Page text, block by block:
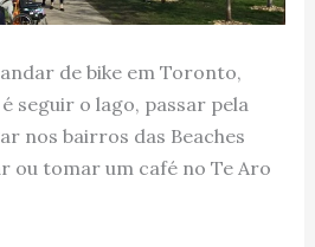
de bike em Toronto,
seguir o lago, passar pela
nos bairros das Beaches
ou tomar um café no Te Aro